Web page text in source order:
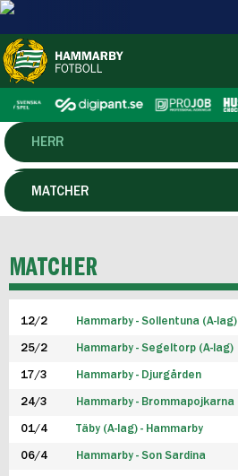
HERR
DAM
P19
F19
FUTSAL HERR
FUTSAL DAM
MATCHER
MATCHER
12/2 Hammarby - Sollentuna (A-lag)
25/2 Hammarby - Segeltorp (A-lag)
17/3 Hammarby - Djurgården
24/3 Hammarby - Brommapojkarna
01/4 Täby (A-lag) - Hammarby
06/4 Hammarby - Son Sardina